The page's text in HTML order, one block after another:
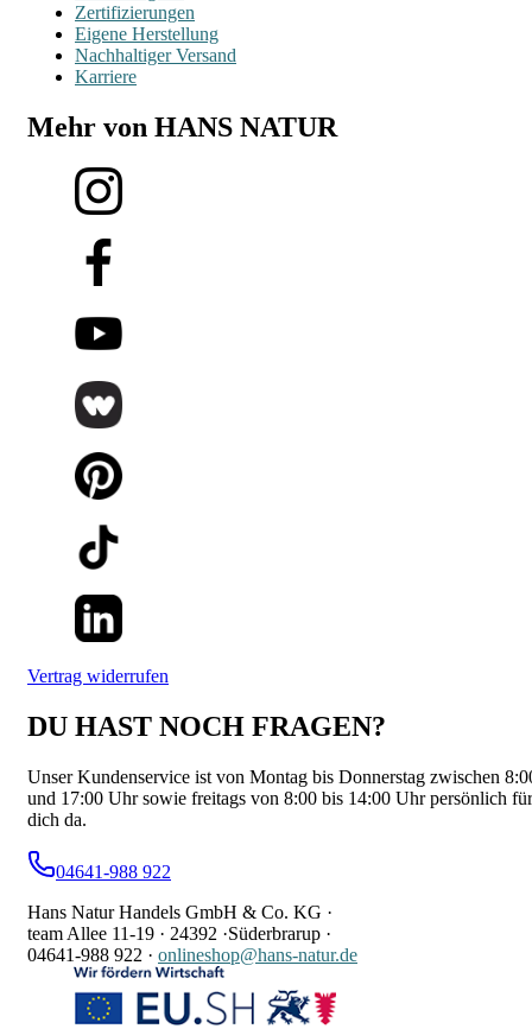
Zertifizierungen
Eigene Herstellung
Nachhaltiger Versand
Karriere
Mehr von HANS NATUR
Vertrag widerrufen
DU HAST NOCH FRAGEN?
Unser Kundenservice ist von Montag bis Donnerstag zwischen
und 17:00 Uhr sowie freitags von 8:00 bis 14:00 Uhr persönlich für
dich da.
04641-988 922
Hans Natur Handels GmbH & Co. KG ·
team Allee 11-19 · 24392 ·Süderbrarup ·
04641-988 922 · onlineshop@hans-natur.de